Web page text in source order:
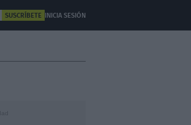
SUSCRÍBETE INICIA SESIÓN